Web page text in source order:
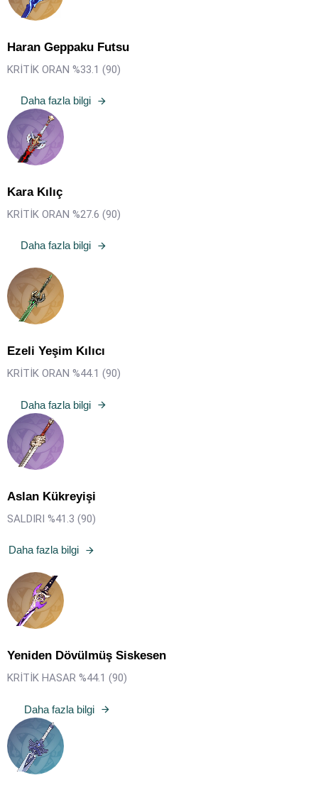
Haran Geppaku Futsu
KRİTİK ORAN %33.1 (90)
Daha fazla bilgi
Kara Kılıç
KRİTİK ORAN %27.6 (90)
Daha fazla bilgi
Ezeli Yeşim Kılıcı
KRİTİK ORAN %44.1 (90)
Daha fazla bilgi
Aslan Kükreyişi
SALDIRI %41.3 (90)
Daha fazla bilgi
Yeniden Dövülmüş Siskesen
KRİTİK HASAR %44.1 (90)
Daha fazla bilgi